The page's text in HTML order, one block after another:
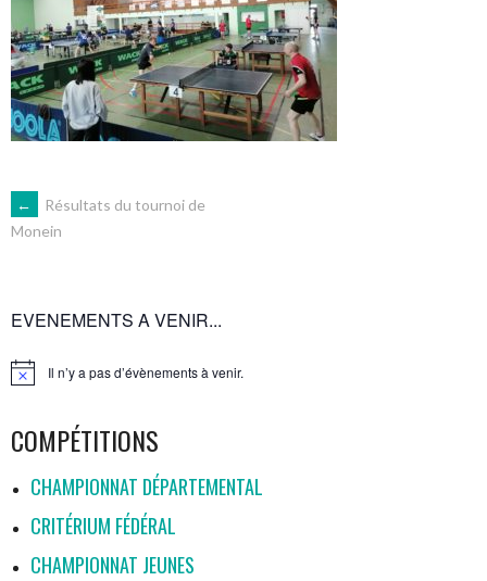
NAVIGATION
ARTICLES
←
Résultats du tournoi de
Monein
EVENEMENTS A VENIR...
Notice Il n’y a pas d’évènements à venir.
COMPÉTITIONS
CHAMPIONNAT DÉPARTEMENTAL
CRITÉRIUM FÉDÉRAL
CHAMPIONNAT JEUNES